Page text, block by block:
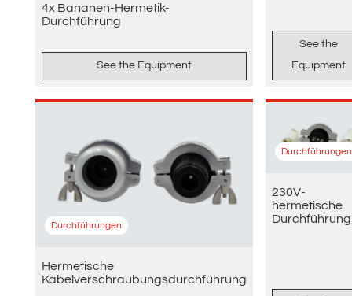
4x Bananen-Hermetik-
Durchführung
See the Equipment
See the
Equipment
Durchführungen
Hermetische
Kabelverschraubungsdurchführung
Durchführungen
230V-
hermetische
Durchführung